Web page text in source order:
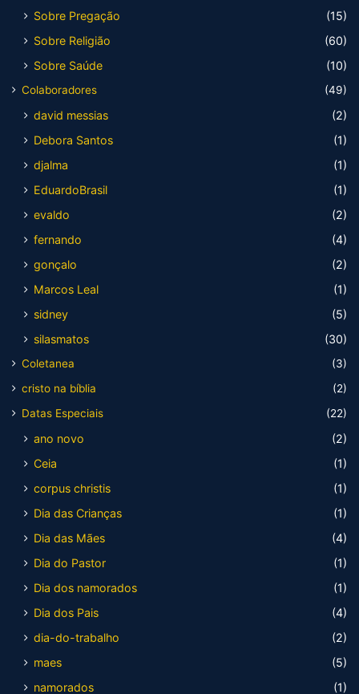
Sobre Pregação
(15)
Sobre Religião
(60)
Sobre Saúde
(10)
Colaboradores (49)
david messias
(2)
Debora Santos
(1)
djalma
(1)
EduardoBrasil
(1)
evaldo
(2)
fernando
(4)
gonçalo
(2)
Marcos Leal
(1)
sidney
(5)
silasmatos
(30)
Coletanea
(3)
cristo na bíblia
(2)
Datas Especiais
(22)
ano novo
(2)
Ceia
(1)
corpus christis
(1)
Dia das Crianças
(1)
Dia das Mães
(4)
Dia do Pastor
(1)
Dia dos namorados
(1)
Dia dos Pais
(4)
dia-do-trabalho
(2)
maes
(5)
namorados
(1)